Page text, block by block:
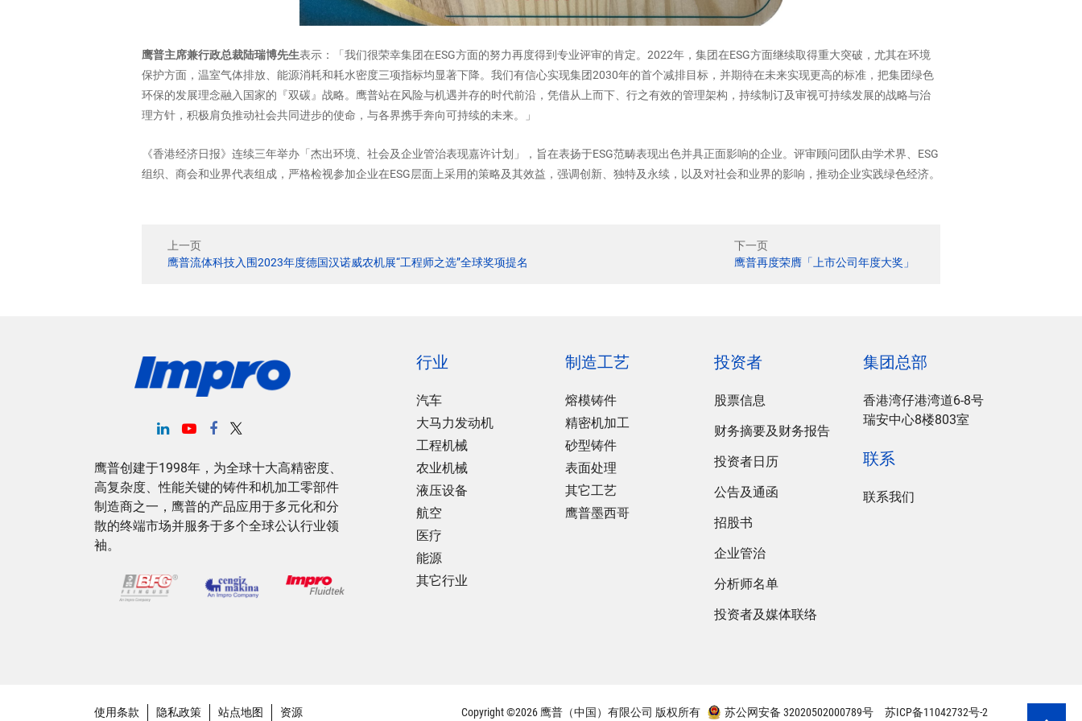
鹰普主席兼行政总裁陆瑞博先生表示：「我们很荣幸集团在ESG方面的努力再度得到专业评审的肯定。2022年，集团在ESG方面继续取得重大突破，尤其在环境
保护方面，温室气体排放、能源消耗和耗水密度三项指标均显著下降。我们有信心实现集团2030年的首个减排目标，并期待在未来实现更高的标准，把集团绿色
环保的发展理念融入国家的『双碳』战略。鹰普站在风险与机遇并存的时代前沿，凭借从上而下、行之有效的管理架构，持续制订及审视可持续发展的战略与治
理方针，积极肩负推动社会共同进步的使命，与各界携手奔向可持续的未来。」
《香港经济日报》连续三年举办「杰出环境、社会及企业管治表现嘉许计划」，旨在表扬于ESG范畴表现出色并具正面影响的企业。评审顾问团队由学术界、ESG
组织、商会和业界代表组成，严格检视参加企业在ESG层面上采用的策略及其效益，强调创新、独特及永续，以及对社会和业界的影响，推动企业实践绿色经济。
上一页
鹰普流体科技入围2023年度德国汉诺威农机展“工程师之选”全球奖项提名
下一页
鹰普再度荣膺「上市公司年度大奖」
鹰普创建于1998年，为全球十大高精密度、
高复杂度、性能关键的铸件和机加工零部件
制造商之一，鹰普的产品应用于多元化和分
散的终端市场并服务于多个全球公认行业领
袖。
行业
汽车
大马力发动机
工程机械
农业机械
液压设备
航空
医疗
能源
其它行业
制造工艺
熔模铸件
精密机加工
砂型铸件
表面处理
其它工艺
鹰普墨西哥
投资者
股票信息
财务摘要及财务报告
投资者日历
公告及通函
招股书
企业管治
分析师名单
投资者及媒体联络
集团总部
香港湾仔港湾道6-8号
瑞安中心8楼803室
联系
联系我们
使用条款 隐私政策 站点地图 资源 Copyright ©2026 鹰普（中国）有限公司 版权所有 苏公网安备 32020502000789号 苏ICP备11042732号-2